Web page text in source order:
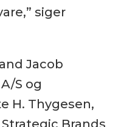
siger
Jacob
S og
H. Thygesen,
Brands